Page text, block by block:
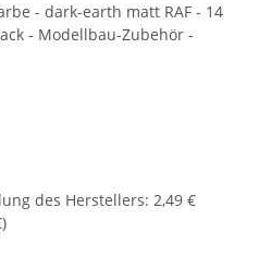
- dark-earth matt RAF - 14
- Modellbau-Zubehör -
des Herstellers: 2,49 €
)